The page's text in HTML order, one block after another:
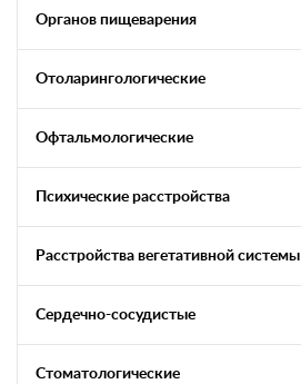
Органов пищеварения
Отоларингологические
Офтальмологические
Психические расстройства
Расстройства вегетативной системы
Сердечно-сосудистые
Стоматологические